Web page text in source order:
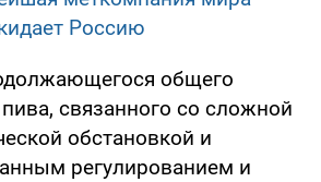
Россию
общего
связанного со сложной
обстановкой и
регулированием и